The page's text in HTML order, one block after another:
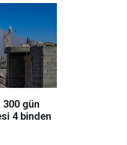
gün
4 binden